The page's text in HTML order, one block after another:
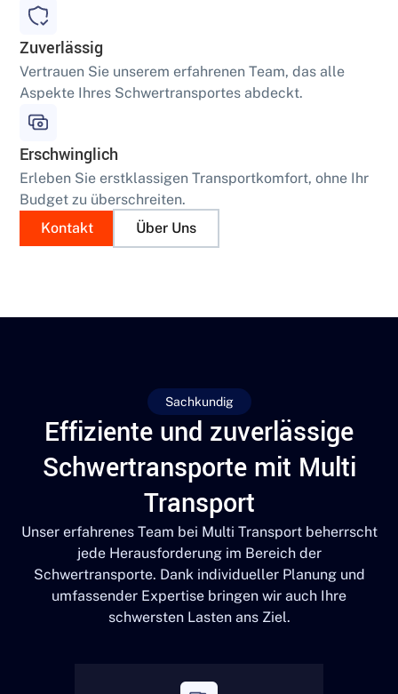
Zuverlässig
Vertrauen Sie unserem erfahrenen Team, das alle
Aspekte Ihres Schwertransportes abdeckt.
Erschwinglich
Erleben Sie erstklassigen Transportkomfort, ohne Ihr
Budget zu überschreiten.
Kontakt
Über Uns
Sachkundig
Effiziente und zuverlässige
Schwertransporte mit Multi
Transport
Unser erfahrenes Team bei Multi Transport beherrscht
jede Herausforderung im Bereich der
Schwertransporte. Dank individueller Planung und
umfassender Expertise bringen wir auch Ihre
schwersten Lasten ans Ziel.